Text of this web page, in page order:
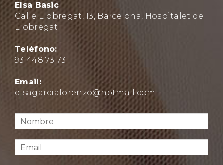
Elsa Basic
Calle Llobregat, 13, Barcelona, Hospitalet de
Llobregat
Teléfono:
93 448 73 73
Email:
elsagarcialorenzo@hotmail.com